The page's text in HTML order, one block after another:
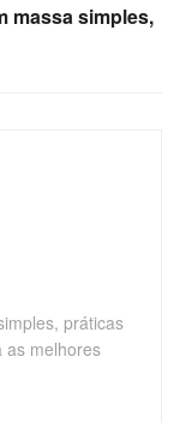
massa simples,
práticas
as melhores